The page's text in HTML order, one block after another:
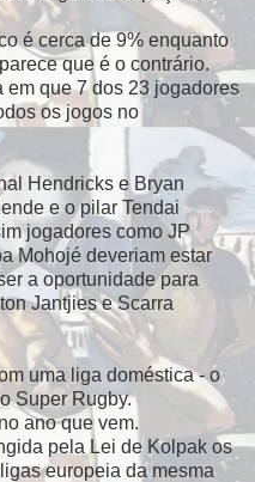
é cerca de 9% enquanto
que é o contrário.
em que 7 dos 23 jogadores
os jogos no
Hendricks e Bryan
e o pilar Tendai
jogadores como JP
Mohojé deveriam estar
a oportunidade para
Jantjies e Scarra
uma liga doméstica - o
Super Rugby.
ano que vem.
pela Lei de Kolpak os
europeia da mesma